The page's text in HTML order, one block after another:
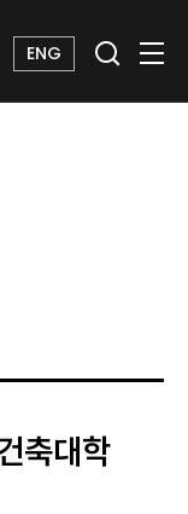
ENG
축대학